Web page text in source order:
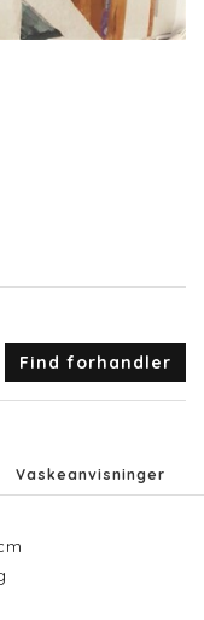
Find forhandler
Vaskeanvisninger